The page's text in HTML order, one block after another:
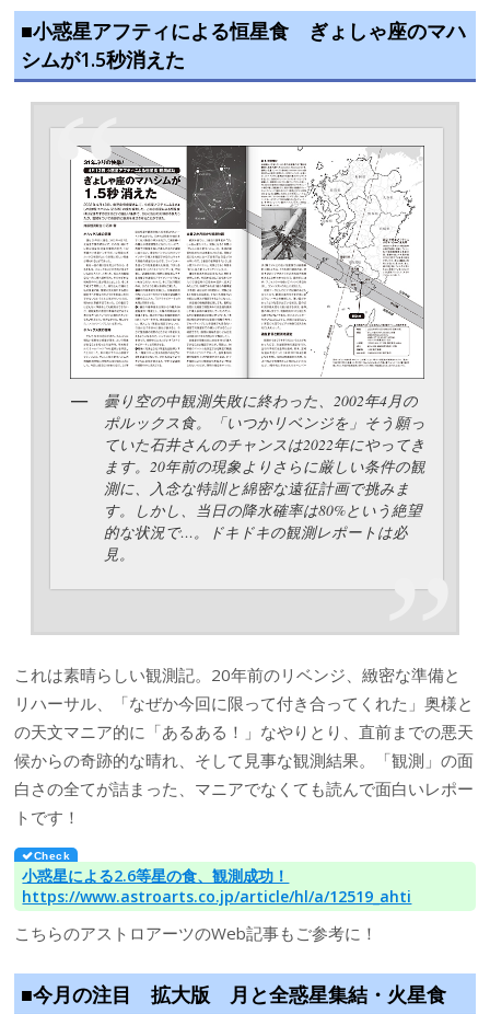
■小惑星アフティによる恒星食 ぎょしゃ座のマハ
シムが1.5秒消えた
曇り空の中観測失敗に終わった、2002年4月の
ポルックス食。「いつかリベンジを」そう願っ
ていた石井さんのチャンスは2022年にやってき
ます。20年前の現象よりさらに厳しい条件の観
測に、入念な特訓と綿密な遠征計画で挑みま
す。しかし、当日の降水確率は80%という絶望
的な状況で…。ドキドキの観測レポートは必
見。
これは素晴らしい観測記。20年前のリベンジ、緻密な準備と
リハーサル、「なぜか今回に限って付き合ってくれた」奥様と
の天文マニア的に「あるある！」なやりとり、直前までの悪天
候からの奇跡的な晴れ、そして見事な観測結果。「観測」の面
白さの全てが詰まった、マニアでなくても読んで面白いレポー
トです！
小惑星による2.6等星の食、観測成功！
https://www.astroarts.co.jp/article/hl/a/12519_ahti
こちらのアストロアーツのWeb記事もご参考に！
■今月の注目 拡大版 月と全惑星集結・火星食